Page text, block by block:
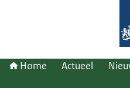
Home Actueel